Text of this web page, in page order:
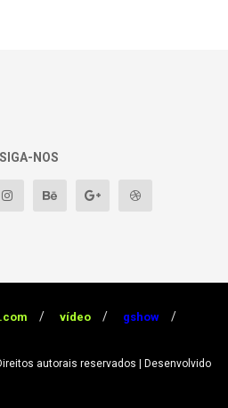
SIGA-NOS
vídeo
gshow
autorais reservados | Desenvolvido